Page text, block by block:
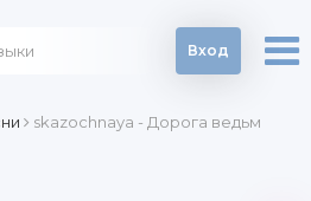
Вход
skazochnaya - Дорога ведьм